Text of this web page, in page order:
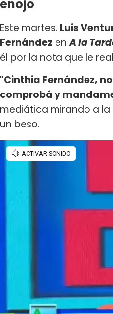
enojo
Este martes, Luis
Fernández enA la
él por la nota que le
"Cinthia Fernández,
comprobá y
mediática mirando a la
un beso.